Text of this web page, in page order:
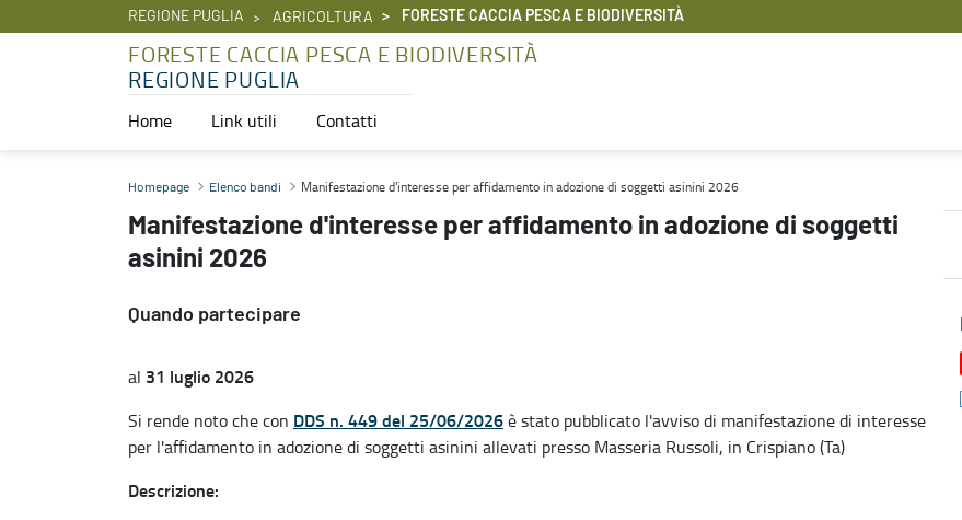
REGIONE PUGLIA AGRICOLTURA FORESTE CACCIA PESCA E BIODIVERSITÀ
FORESTE CACCIA PESCA E BIODIVERSITÀ
REGIONE PUGLIA
Home Link utili Contatti
Manifestazione d'interesse per affidamento in adozione di soggetti asinini 2026 - Foreste caccia pesca e biodiversità
Homepage Elenco bandi Manifestazione d'interesse per affidamento in adozione di soggetti asinini 2026
Manifestazione d'interesse per affidamento in adozione di soggetti
asinini 2026
Quando partecipare
al 31 luglio 2026
Si rende noto che con DDS n. 449 del 25/06/2026è stato pubblicato l'avviso di manifestazione di interesse
per l'affidamento in adozione di soggetti asinini allevati presso Masseria Russoli, in Crispiano (Ta)
Descrizione: